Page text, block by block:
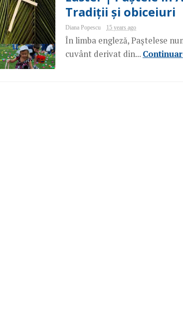
Tradiții și obiceiuri
Diana Popescu 15 years ago
În limba engleză, Paştelese
cuvânt derivat din...